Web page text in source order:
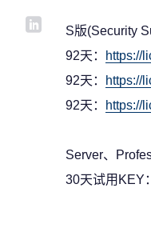
S版(Security
92天：
https://
92天：
https://
92天：
https://
Server、
30天试用KEY：